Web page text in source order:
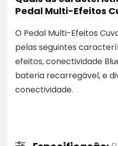
Pedal Multi-Efeitos
O Pedal Multi-Efeitos
pelas seguintes
efeitos, conectividade
bateria recarregável, e
conectividade.